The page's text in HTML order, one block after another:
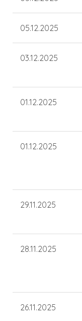
05.12.2025
03.12.2025
01.12.2025
01.12.2025
29.11.2025
28.11.2025
26.11.2025